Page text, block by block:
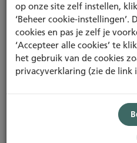
Nieuwsoverzicht
Duurzaam
vroege
Hoe duurzaamheid en
op onze site zelf instellen,
‘Beheer cookie-instellingen’.
cookies en pas je zelf je
‘Accepteer alle cookies’ te
het gebruik van de cookies
privacyverklaring (zie de link